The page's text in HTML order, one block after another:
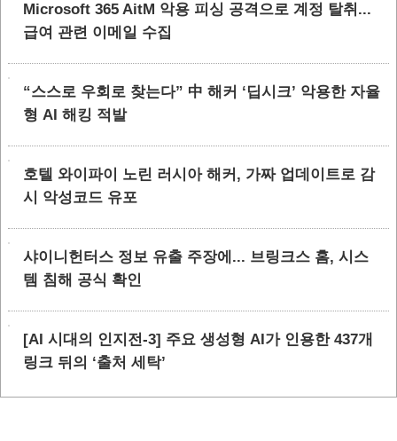
Microsoft 365 AitM 악용 피싱 공격으로 계정 탈취...
급여 관련 이메일 수집
“스스로 우회로 찾는다” 中 해커 ‘딥시크’ 악용한 자율
형 AI 해킹 적발
호텔 와이파이 노린 러시아 해커, 가짜 업데이트로 감
시 악성코드 유포
샤이니헌터스 정보 유출 주장에... 브링크스 홈, 시스
템 침해 공식 확인
[AI 시대의 인지전-3] 주요 생성형 AI가 인용한 437개
링크 뒤의 ‘출처 세탁’